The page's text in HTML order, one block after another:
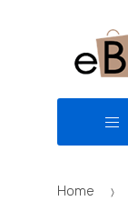
Home